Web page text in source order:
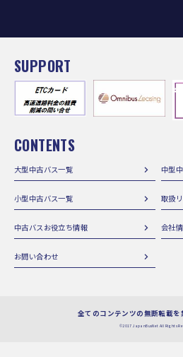
SUPPORT
CONTENTS
大型中古バス一覧 中型
小型中古バス一覧 取扱
中古バスお役立ち情報 会社
お問い合わせ
全てのコンテンツの無断転載を
©2017 JapanBusNet All Rights